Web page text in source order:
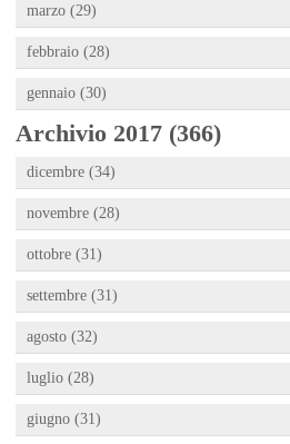
marzo (29)
febbraio (28)
gennaio (30)
Archivio 2017 (366)
dicembre (34)
novembre (28)
ottobre (31)
settembre (31)
agosto (32)
luglio (28)
giugno (31)